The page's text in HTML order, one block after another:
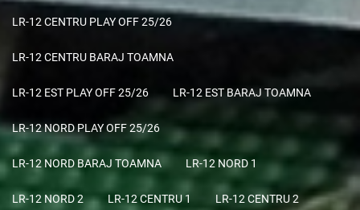
LR-12 CENTRU PLAY OFF 25/26
LR-12 CENTRU BARAJ TOAMNA
LR-12 EST PLAY OFF 25/26 LR-12 EST BARAJ TOAMNA
LR-12 NORD PLAY OFF 25/26
LR-12 NORD BARAJ TOAMNA LR-12 NORD 1
LR-12 NORD 2 LR-12 CENTRU 1 LR-12 CENTRU 2